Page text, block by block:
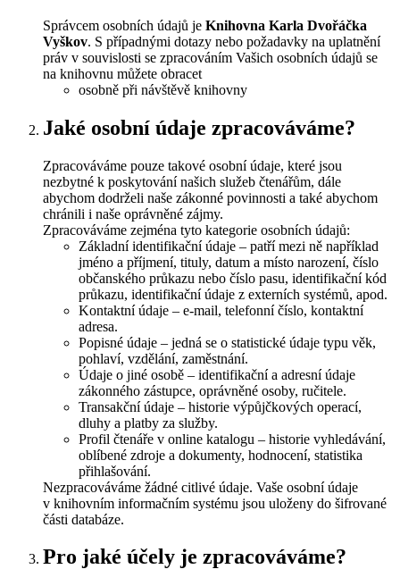
Správcem osobních údajů je Knihovna Karla Dvořáčka
Vyškov. S případnými dotazy nebo požadavky na uplatnění
práv v souvislosti se zpracováním Vašich osobních údajů se
na knihovnu můžete obracet
osobně při návštěvě knihovny
Jaké osobní údaje zpracováváme?
Zpracováváme pouze takové osobní údaje, které jsou
nezbytné k poskytování našich služeb čtenářům, dále
abychom dodrželi naše zákonné povinnosti a také abychom
chránili i naše oprávněné zájmy.
Zpracováváme zejména tyto kategorie osobních údajů:
Základní identifikační údaje – patří mezi ně například
jméno a příjmení, tituly, datum a místo narození, číslo
občanského průkazu nebo číslo pasu, identifikační kód
průkazu, identifikační údaje z externích systémů, apod.
Kontaktní údaje – e-mail, telefonní číslo, kontaktní
adresa.
Popisné údaje – jedná se o statistické údaje typu věk,
pohlaví, vzdělání, zaměstnání.
Údaje o jiné osobě – identifikační a adresní údaje
zákonného zástupce, oprávněné osoby, ručitele.
Transakční údaje – historie výpůjčkových operací,
dluhy a platby za služby.
Profil čtenáře v online katalogu – historie vyhledávání,
oblíbené zdroje a dokumenty, hodnocení, statistika
přihlašování.
Nezpracováváme žádné citlivé údaje. Vaše osobní údaje
v knihovním informačním systému jsou uloženy do šifrované
části databáze.
Pro jaké účely je zpracováváme?